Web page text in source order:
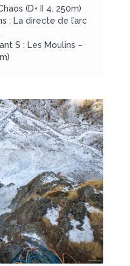
(D+ II 4. 250m)
: La directe de l’arc
S : Les Moulins –